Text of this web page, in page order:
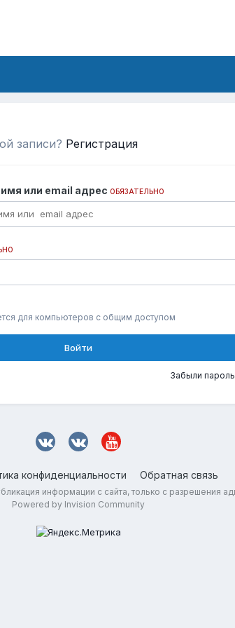
записи? Регистрация
или email адрес ОБЯЗАТЕЛЬНО
для компьютеров с общим доступом
Войти
Забыли
конфиденциальности Обратная связь
информации с сайта, только с разрешения
Powered by Invision Community